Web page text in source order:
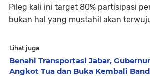
Pileg kali ini target 80% partisipasi
bukan hal yang mustahil akan
Lihat juga
Benahi Transportasi Jabar,
Angkot Tua dan Buka Kembali